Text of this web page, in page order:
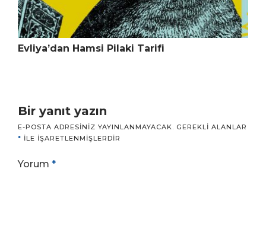
Evliya’dan Hamsi Pilaki Tarifi
Bir yanıt yazın
E-POSTA ADRESINIZ YAYINLANMAYACAK. GEREKLI ALANLAR
* ILE IŞARETLENMIŞLERDIR
Yorum *